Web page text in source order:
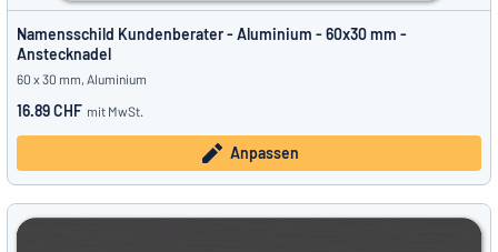
Namensschild Kundenberater - Aluminium - 60x30 mm -
Anstecknadel
60 x 30 mm, Aluminium
16.89 CHF mit MwSt.
Anpassen